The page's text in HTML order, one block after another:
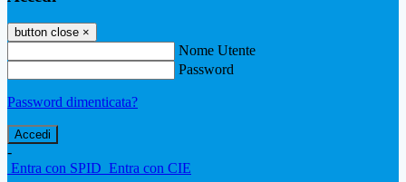
button close ×
Nome Utente
Password
Password dimenticata?
-
Entra con SPID Entra con CIE